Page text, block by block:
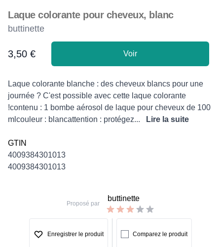
Laque colorante pour cheveux, blanc
buttinette
Product information
3,50 € Voir
Description
Laque colorante blanche : des cheveux blancs pour une
journée ? C'est possible avec cette laque colorante
!contenu : 1 bombe aérosol de laque pour cheveux de 100
mlcouleur : blancattention : protégez...
Lire la suite
GTIN
4009384301013
4009384301013
Proposé par
buttinette
Enregistrer le produit Comparez le produit